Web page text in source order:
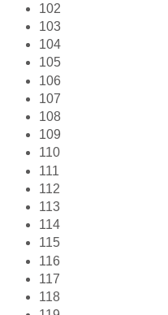
102
103
104
105
106
107
108
109
110
111
112
113
114
115
116
117
118